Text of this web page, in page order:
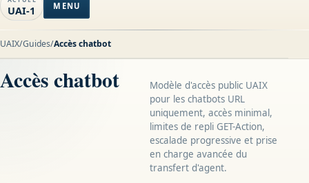
UAI-1 MENU
UAIX/Guides/Accès chatbot
Accès chatbot
Modèle d'accès public UAIX
pour les chatbots URL
uniquement, accès minimal,
limites de repli GET-Action,
escalade progressive et prise
en charge avancée du
transfert d'agent.